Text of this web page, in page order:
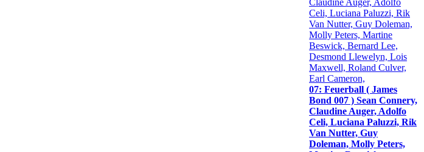
07: Feuerball ( James
Bond 007 ) Sean Connery,
Claudine Auger, Adolfo
Celi, Luciana Paluzzi, Rik
Van Nutter, Guy
Doleman, Molly Peters,